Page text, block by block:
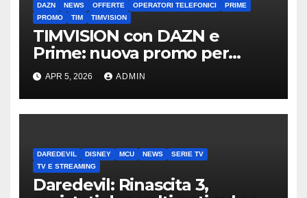
DAZN NEWS OFFERTE OPERATORI TELEFONICI
PRIME
PROMO
TIM TIMVISION
TIMVISION con DAZN e
Prime: nuova promo per
clienti TIM
APR 5, 2026 ADMIN
DAREDEVIL DISNEY MCU NEWS
SERIE TV
TV E STREAMING
Daredevil: Rinascita 3,